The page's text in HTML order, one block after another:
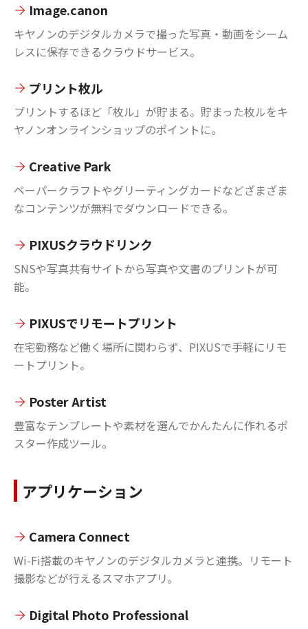
Image.canon
キヤノンのデジタルカメラで撮った写真・動画をシーム
レスに保存できるクラウドサービス。
プリント枚ル
プリントするほど「枚ル」が貯まる。貯まった枚ルをキ
ヤノンオンラインショップのポイントに。
Creative Park
ペーパークラフトやグリーティングカードなどざまざま
なコンテンツが無料でダウンロードできる。
PIXUSクラウドリンク
SNSや写真共有サイトから写真や文書のプリントが可
能。
PIXUSでリモートプリント
在宅勤務など働く場所に関わらず、PIXUSで手軽にリモ
ートプリント。
Poster Artist
豊富なテンプレートや素材を選んでかんたんに作れるポ
スター作成ツール。
アプリケーション
Camera Connect
Wi-Fi搭載のキヤノンのデジタルカメラと連携。リモート
撮影などが行えるスマホアプリ。
Digital Photo Professional